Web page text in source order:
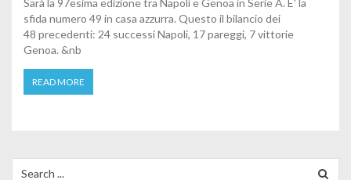
Sarà la 97esima edizione tra Napoli e Genoa in Serie A. E' la
sfida numero 49 in casa azzurra. Questo il bilancio dei
48 precedenti: 24 successi Napoli, 17 pareggi, 7 vittorie
Genoa. &nb
READ MORE